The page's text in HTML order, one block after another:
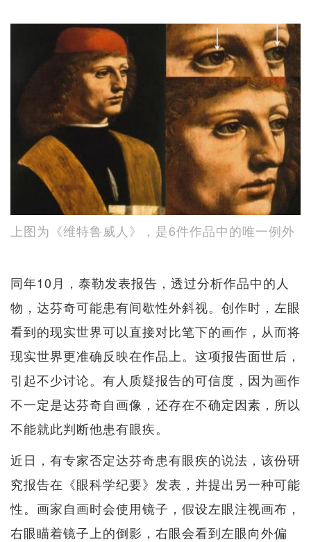
上图为《维特鲁威人》，是6件作品中的唯一例外
同年10月，泰勒发表报告，透过分析作品中的人
物，达芬奇可能患有间歇性外斜视。创作时，左眼
看到的现实世界可以直接对比笔下的画作，从而将
现实世界更准确反映在作品上。这项报告面世后，
引起不少讨论。有人质疑报告的可信度，因为画作
不一定是达芬奇自画像，还存在不确定因素，所以
不能就此判断他患有眼疾。
近日，有专家否定达芬奇患有眼疾的说法，该份研
究报告在《眼科学纪要》发表，并提出另一种可能
性。画家自画时会使用镜子，假设左眼注视画布，
右眼瞄着镜子上的倒影，右眼会看到左眼向外偏